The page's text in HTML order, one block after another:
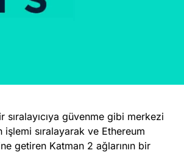
güvenme gibi merkezi
işlemi sıralayarak ve Ethereum
getiren Katman 2 ağlarının bir